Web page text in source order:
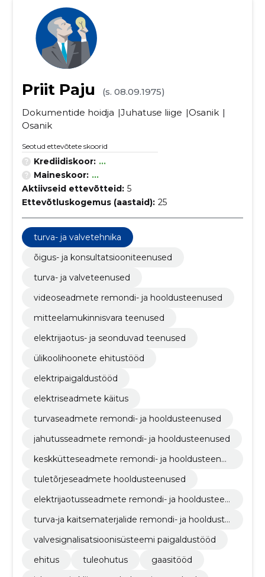
Priit Paju
(s. 08.09.1975)
Dokumentide hoidja
Juhatuse liige
Osanik
Osanik
Seotud ettevõtete skoorid
Krediidiskoor: ...
Maineskoor: ...
Aktiivseid ettevõtteid: 5
Ettevõtluskogemus (aastaid): 25
turva- ja valvetehnika
õigus- ja konsultatsiooniteenused
turva- ja valveteenused
videoseadmete remondi- ja hooldusteenused
mitteelamukinnisvara teenused
elektrijaotus- ja seonduvad teenused
ülikoolihoonete ehitustööd
elektripaigaldustööd
elektriseadmete käitus
turvaseadmete remondi- ja hooldusteenused
jahutusseadmete remondi- ja hooldusteenused
keskkütteseadmete remondi- ja hooldusteenus
tuletõrjeseadmete hooldusteenused
elektrijaotusseadmete remondi- ja hooldusteen
turva-ja kaitsematerjalide remondi- ja hoolduste
valvesignalisatsioonisüsteemi paigaldustööd
ehitus
tuleohutus
gaasitööd